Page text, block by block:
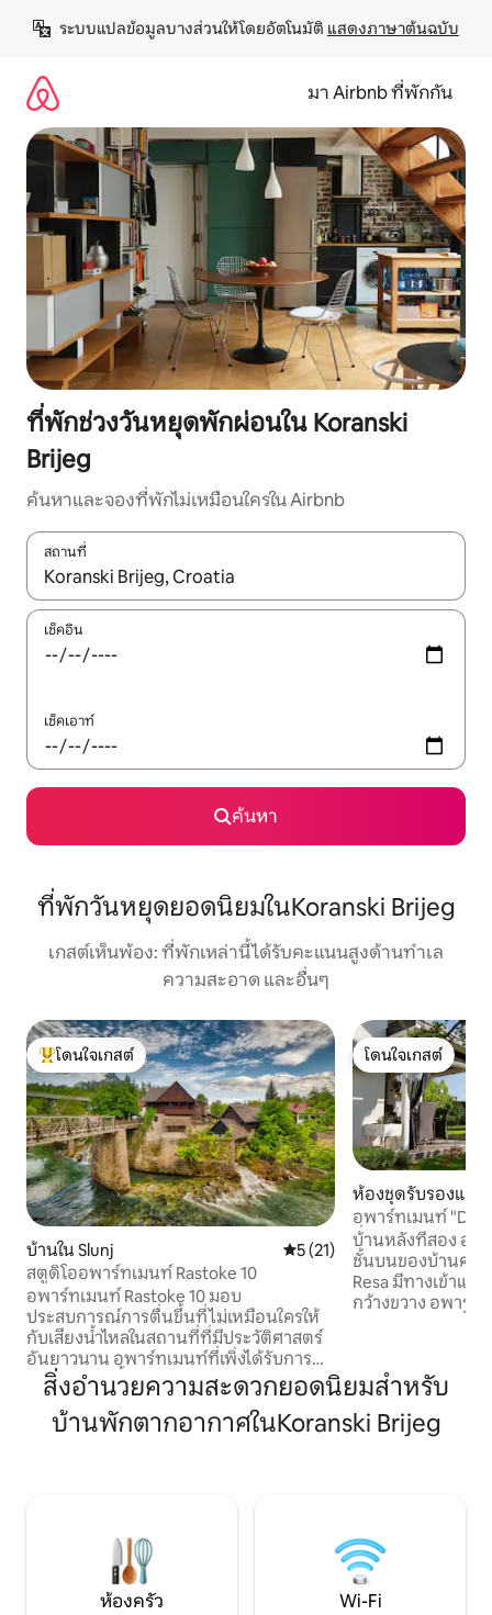
เนื้อหา
ระบบแปลข้อมูลบางส่วนให้โดยอัตโนมัติ แสดงภาษาต้นฉบับ
มา Airbnb ที่พักกัน
ที่พักช่วงวันหยุดพักผ่อนใน Koranski
Brijeg
ค้นหาและจองที่พักไม่เหมือนใครใน Airbnb
สถานที่
ใช้ลูกศรขึ้นลง หรือใช้การสัมผัสหรือปัด เพื่อสำรวจผลการค้นหา
เช็คอิน
เช็คเอาท์
ค้นหา
ที่พักวันหยุดยอดนิยมในKoranski Brijeg
เกสต์เห็นพ้อง: ที่พักเหล่านี้ได้รับคะแนนสูงด้านทำเล
ความสะอาด และอื่นๆ
โดนใจเกสต์ที่สุด
โดนใจเกสต์
บ้านใน Slunj คะแนนเฉลี่ย 5 จาก 5, 21 รีวิว
5 (21)
สตูดิโออพาร์ทเมนท์ Rastoke 10
อพาร์ทเมนท์ Rastoke 10 มอบ
ประสบการณ์การตื่นขึ้นที่ไม่เหมือนใครให้
กับเสียงน้ำไหลในสถานที่ที่มีประวัติศาสตร์
อันยาวนาน อพาร์ทเมนท์ที่เพิ่งได้รับการ
ปรับปรุงใหม่นี้เคยเป็นบ้านของครอบครัวผู้
ผลิตข้าวสาลีรายใหญ่ ซึ่งเป็นสถานที่พบปะ
สำหรับคนท้องถิ่นและนักเดินทาง และ
อุดมคติสำหรับการพักผ่อนของคุณ อพาร์ท
เมนท์ตั้งอยู่ที่ชั้น 1 ของบ้านและเข้าถึงได้
ด้วยบันไดเท่านั้น
โดนใจเกสต์
โดนใจเกสต์
ห้องชุดรับรองแขก
čki Varoš
อพาร์ทเมนท์
สิ่งอำนวยความสะ
บ้านหลังที่สอง อพ
ชั้นบนของบ้านครอ
Resa มีทางเข้าแย
กว้างขวาง อพาร์ทเมนท์อยู่ห่างจาก
เชื้ออย่างทั่วถึงเ
เติม 10 ยูโรต่อคืนสำ
สิ่งอำนวยความสะดวกยอดนิยมสำหรับ
บ้านพักตากอากาศในKoranski Brijeg
ห้องครัว Wi-Fi